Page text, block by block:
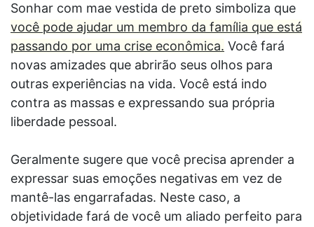
Sonhar com mae vestida de preto simboliza que
você pode ajudar um membro da família que está
passando por uma crise econômica. Você fará
novas amizades que abrirão seus olhos para
outras experiências na vida. Você está indo
contra as massas e expressando sua própria
liberdade pessoal.
Geralmente sugere que você precisa aprender a
expressar suas emoções negativas em vez de
mantê-las engarrafadas. Neste caso, a
objetividade fará de você um aliado perfeito para